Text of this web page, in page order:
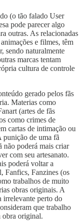
(o tão falado User
pode parecer algo
outras. As relacionadas
e filmes, têm
sendo naturalmente
marcas tentam
cultura de controle
gerado pelos fãs
Materias como
(artes de fãs
como crimes de
cartas de intimação ou
punição de uma fã
poderá mais criar
com seu artesanato.
poderá voltar a
Fanfics, Fanzines (os
trabalhos de muito
obras originais. A
irrelevante perto do
que trabalho
obra original.